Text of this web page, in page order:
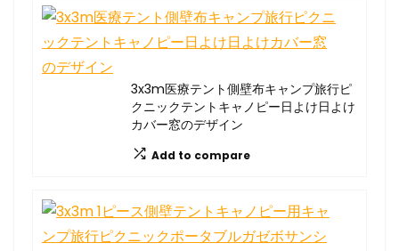
3x3m医療テント側壁布キャンプ旅行ピ
クニックテントキャノピー日よけ日よけ
カバー窓のデザイン
Add to compare